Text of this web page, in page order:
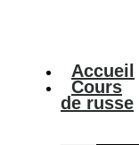
Accueil
Cours
de russe